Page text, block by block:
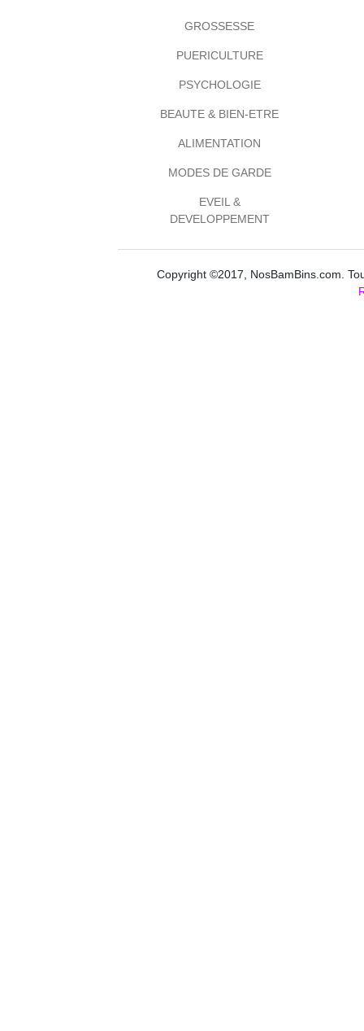
GROSSESSE
PUERICULTURE
PSYCHOLOGIE
BEAUTE & BIEN-ETRE
ALIMENTATION
MODES DE GARDE
EVEIL &
DEVELOPPEMENT
Copyright ©2017, NosBamBins.com.